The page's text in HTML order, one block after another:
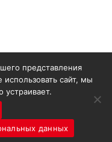
данных
представления
сайт, мы
устраивает.
данных